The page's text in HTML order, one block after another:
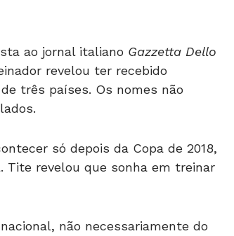
ao jornal italiano Gazzetta Dello
revelou ter recebido
três países. Os nomes não
só depois da Copa de 2018,
revelou que sonha em treinar
não necessariamente do